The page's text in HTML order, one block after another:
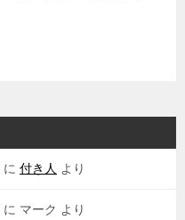
に 付き人 より
に マーク より